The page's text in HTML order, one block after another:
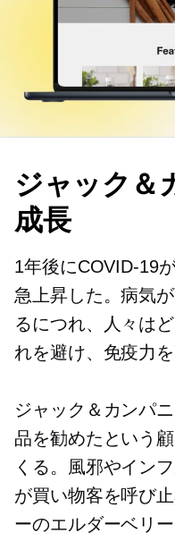
ジャック＆
成長
1年後にCOVID-19
急上昇した。病気
るにつれ、人々は
れを避け、免疫力
ジャック＆カンパ
品を勧めたという
くる。風邪やイン
が買い物客を呼び
ーのエルダーベリ